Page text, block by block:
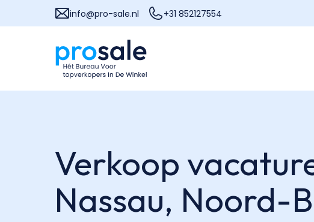
info@pro-sale.nl +31 852127554
Verkoop
Nassau, Noord-